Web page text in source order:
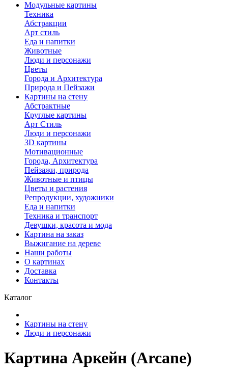
Модульные картины
Техника
Абстракции
Арт стиль
Еда и напитки
Животные
Люди и персонажи
Цветы
Города и Архитектура
Природа и Пейзажи
Картины на стену
Абстрактные
Круглые картины
Арт Стиль
Люди и персонажи
3D картины
Мотивационные
Города, Архитектура
Пейзажи, природа
Животные и птицы
Цветы и растения
Репродукции, художники
Еда и напитки
Техника и транспорт
Девушки, красота и мода
Картина на заказ
Выжигание на дереве
Наши работы
О картинах
Доставка
Контакты
Каталог
Картины на стену
Люди и персонажи
Картина Аркейн (Arcane)